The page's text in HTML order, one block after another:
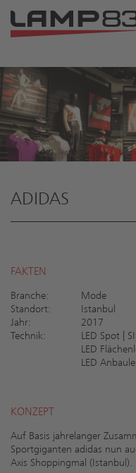
ADIDAS
FAKTEN
Branche:
Mode
Standort:
Istanbul
Jahr:
2017
Technik:
LED Spot |
LED
LED
KONZEPT
Auf Basis jahrelanger
Sportgiganten adidas nun
Axis Shoppingmal (Istanbul).